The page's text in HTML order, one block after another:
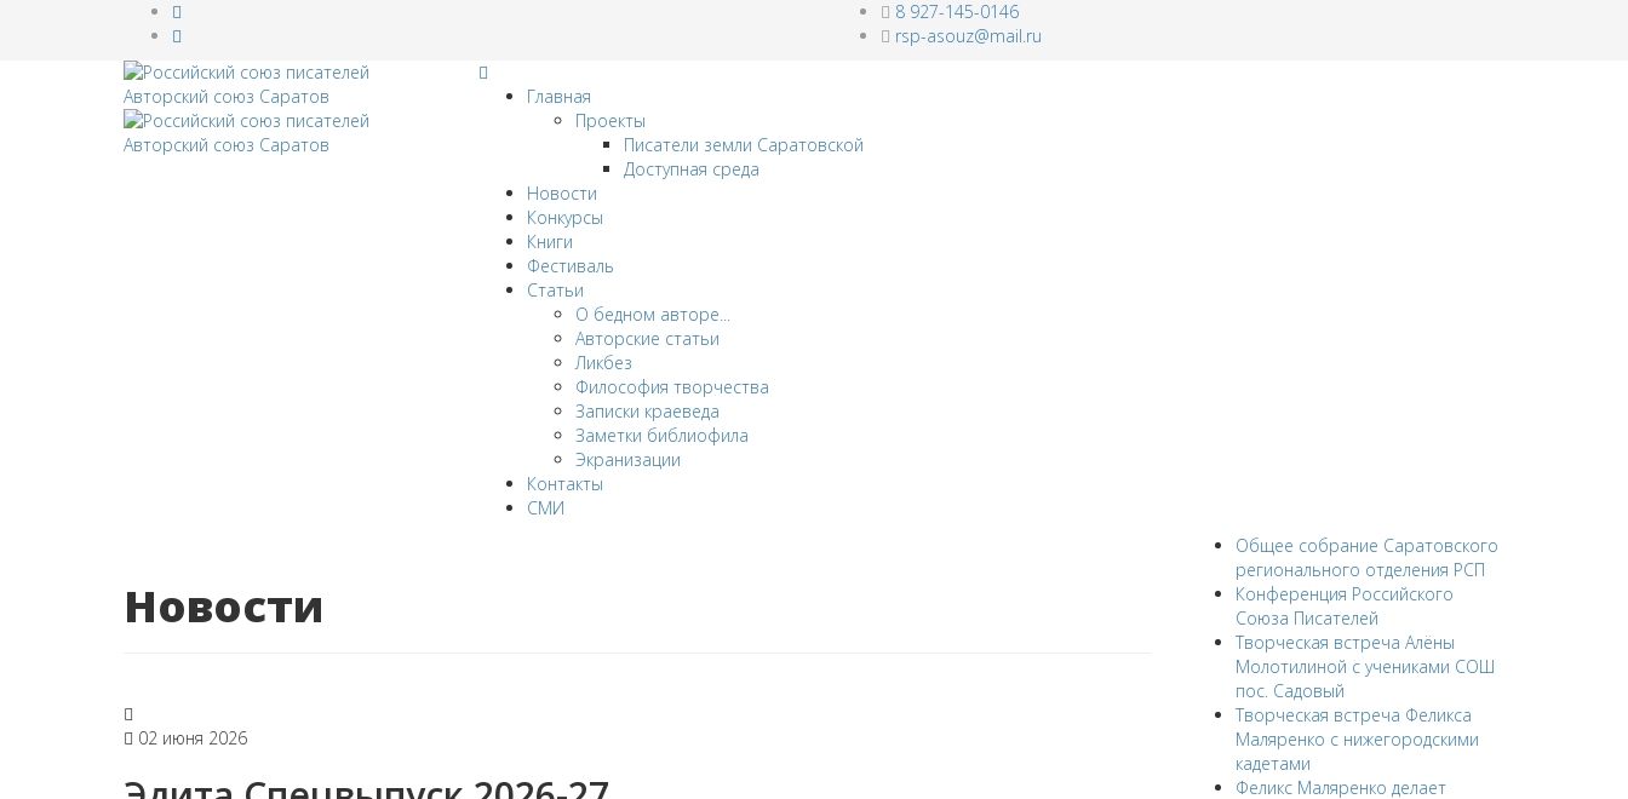
8 927-145-0146
rsp-asouz@mail.ru
Главная
Проекты
Писатели земли Саратовской
Доступная среда
Новости
Конкурсы
Книги
Фестиваль
Статьи
О бедном авторе...
Авторские статьи
Ликбез
Философия творчества
Записки краеведа
Заметки библиофила
Экранизации
Контакты
СМИ
Новости
02 июня 2026
Общее собрание Саратовского
регионального отделения РСП
Конференция Российского
Союза Писателей
Творческая встреча Алёны
Молотилиной с учениками СОШ
пос. Садовый
Творческая встреча Феликса
Маляренко с нижегородскими
кадетами
Феликс Маляренко делает